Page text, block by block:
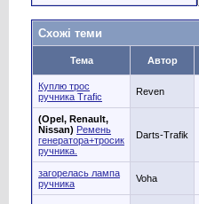
Схожі теми
Тема Автор
Куплю трос
ручника Trafic
Reven
(Opel, Renault,
Nissan) Ремень
генератора+тросик
ручника.
Darts-Trafik
загорелась лампа
ручника
Voha